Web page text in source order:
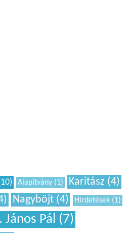
Alapítvány (1) Karitász (4)
Nagyböjt (4) Hirdetések (1)
János Pál (7)